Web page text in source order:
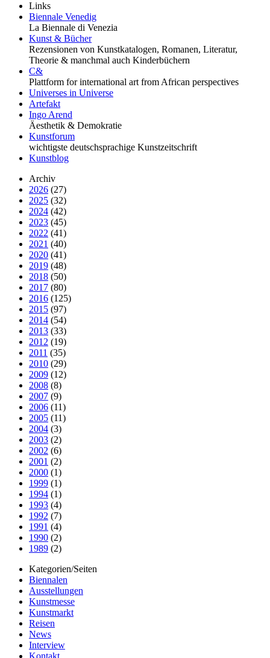
Links
Biennale Venedig
La Biennale di Venezia
Kunst & Bücher
Rezensionen von Kunstkatalogen, Romanen, Literatur,
Theorie & manchmal auch Kinderbüchern
C&
Plattform for international art from African perspectives
Universes in Universe
Artefakt
Ingo Arend
Äesthetik & Demokratie
Kunstforum
wichtigste deutschsprachige Kunstzeitschrift
Kunstblog
Archiv
2026 (27)
2025 (32)
2024 (42)
2023 (45)
2022 (41)
2021 (40)
2020 (41)
2019 (48)
2018 (50)
2017 (80)
2016 (125)
2015 (97)
2014 (54)
2013 (33)
2012 (19)
2011 (35)
2010 (29)
2009 (12)
2008 (8)
2007 (9)
2006 (11)
2005 (11)
2004 (3)
2003 (2)
2002 (6)
2001 (2)
2000 (1)
1999 (1)
1994 (1)
1993 (4)
1992 (7)
1991 (4)
1990 (2)
1989 (2)
Kategorien/Seiten
Biennalen
Ausstellungen
Kunstmesse
Kunstmarkt
Reisen
News
Interview